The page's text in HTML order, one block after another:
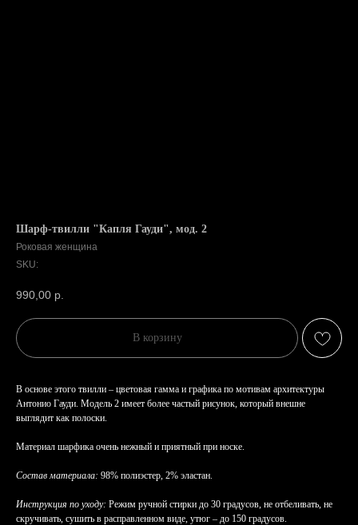
Шарф-твилли "Капля Гауди", мод. 2
Роковая женщина
SKU:
990,00 р.
В корзину
В основе этого твилли – цветовая гамма и графика по мотивам архитектуры
Антонио Гауди. Модель 2 имеет более частый рисунок, который внешне
выглядит как полоски.
Материал шарфика очень нежный и приятный при носке.
Состав материала: 98% полиэстер, 2% эластан.
Инструкция по уходу: Режим ручной стирки до 30 градусов, не отбеливать, не
скручивать, сушить в расправленном виде, утюг – до 150 градусов.